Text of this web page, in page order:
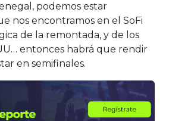
podemos estar
nos encontramos en el SoFi
de la remontada, y de los
entonces habrá que rendir
en semifinales.